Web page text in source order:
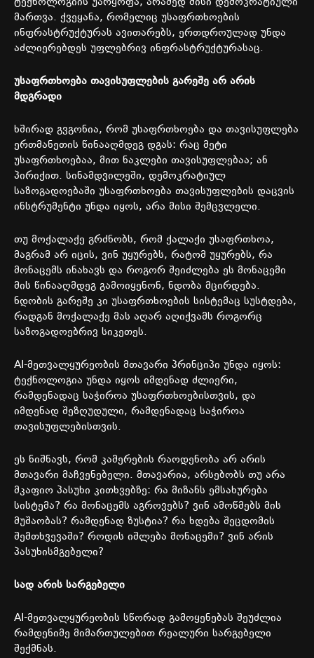
მართვა. ქვეყანა, რომელიც უსაფრთხოების
ინფრასტრუქტურას ავითარებს, ერთდროულად უნდა
აძლიერებდეს უფლებრივ ინფრასტრუქტურასაც.
უსაფრთხოება თავისუფლების გარეშე არ არის
მდგრადი
ხშირად გვგონია, რომ უსაფრთხოება და თავისუფლება
ერთმანეთის წინააღმდეგ დგას: რაც მეტი
უსაფრთხოებაა, მით ნაკლები თავისუფლებაა; ან
პირიქით. სინამდვილეში, დემოკრატიულ
საზოგადოებაში უსაფრთხოება თავისუფლების დაცვის
ინსტრუმენტი უნდა იყოს, არა მისი შემცვლელი.
თუ მოქალაქე გრძნობს, რომ ქალაქი უსაფრთხოა,
მაგრამ არ იცის, ვინ უყურებს, რატომ უყურებს, რა
მონაცემს ინახავს და როგორ შეიძლება ეს მონაცემი
მის წინააღმდეგ გამოიყენონ, ნდობა მცირდება.
ნდობის გარეშე კი უსაფრთხოების სისტემაც სუსტდება,
რადგან მოქალაქე მას აღარ აღიქვამს როგორც
საზოგადოებრივ სიკეთეს.
AI-მეთვალყურეობის მთავარი პრინციპი უნდა იყოს:
ტექნოლოგია უნდა იყოს იმდენად ძლიერი,
რამდენადაც საჭიროა უსაფრთხოებისთვის, და
იმდენად შეზღუდული, რამდენადაც საჭიროა
თავისუფლებისთვის.
ეს ნიშნავს, რომ კამერების რაოდენობა არ არის
მთავარი მაჩვენებელი. მთავარია, არსებობს თუ არა
მკაფიო პასუხი კითხვებზე: რა მიზანს ემსახურება
სისტემა? რა მონაცემს აგროვებს? ვინ ამოწმებს მის
მუშაობას? რამდენად ზუსტია? რა ხდება შეცდომის
შემთხვევაში? როდის იშლება მონაცემი? ვინ არის
პასუხისმგებელი?
სად არის სარგებელი
AI-მეთვალყურეობის სწორად გამოყენებას შეუძლია
რამდენიმე მიმართულებით რეალური სარგებელი
შექმნას.